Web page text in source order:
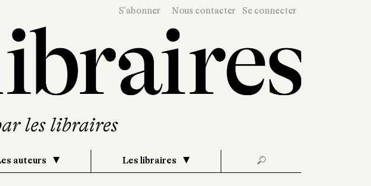
S'abonner Nous contacter Se connecter
auteurs Les libraires 🔎